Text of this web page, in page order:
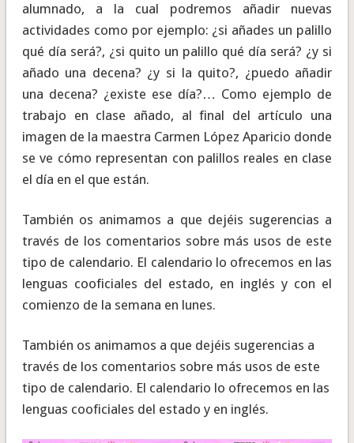
alumnado, a la cual podremos añadir nuevas
actividades como por ejemplo: ¿si añades un palillo
qué día será?, ¿si quito un palillo qué día será? ¿y si
añado una decena? ¿y si la quito?, ¿puedo añadir
una decena? ¿existe ese día?… Como ejemplo de
trabajo en clase añado, al final del artículo una
imagen de la maestra Carmen López Aparicio donde
se ve cómo representan con palillos reales en clase
el día en el que están.
También os animamos a que dejéis sugerencias a
través de los comentarios sobre más usos de este
tipo de calendario. El calendario lo ofrecemos en las
lenguas cooficiales del estado, en inglés y con el
comienzo de la semana en lunes.
También os animamos a que dejéis sugerencias a
través de los comentarios sobre más usos de este
tipo de calendario. El calendario lo ofrecemos en las
lenguas cooficiales del estado y en inglés.